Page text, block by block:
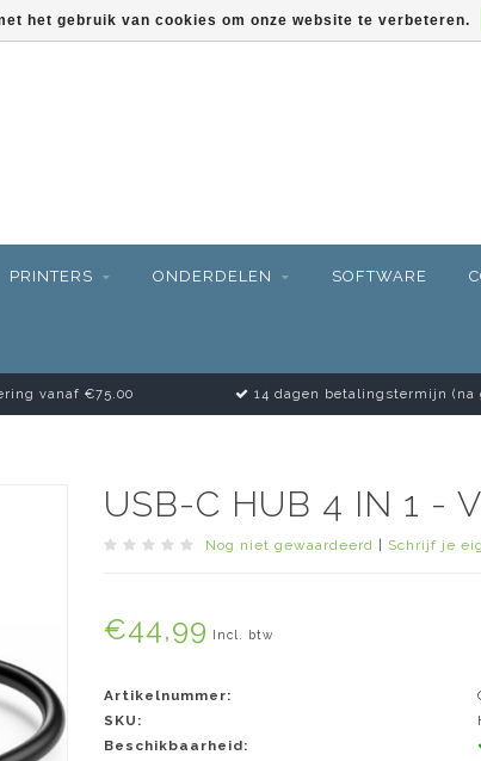
PRINTERS ONDERDELEN SOFTWARE
vanaf €75.00 14 dagen betalingstermijn (na
USB-C HUB 4 IN 1 -
Nog niet gewaardeerd Schrijf je
€44,99 Incl. btw
Artikelnummer:
SKU:
Beschikbaarheid:
het gebruik van cookies om onze website te verbeteren.